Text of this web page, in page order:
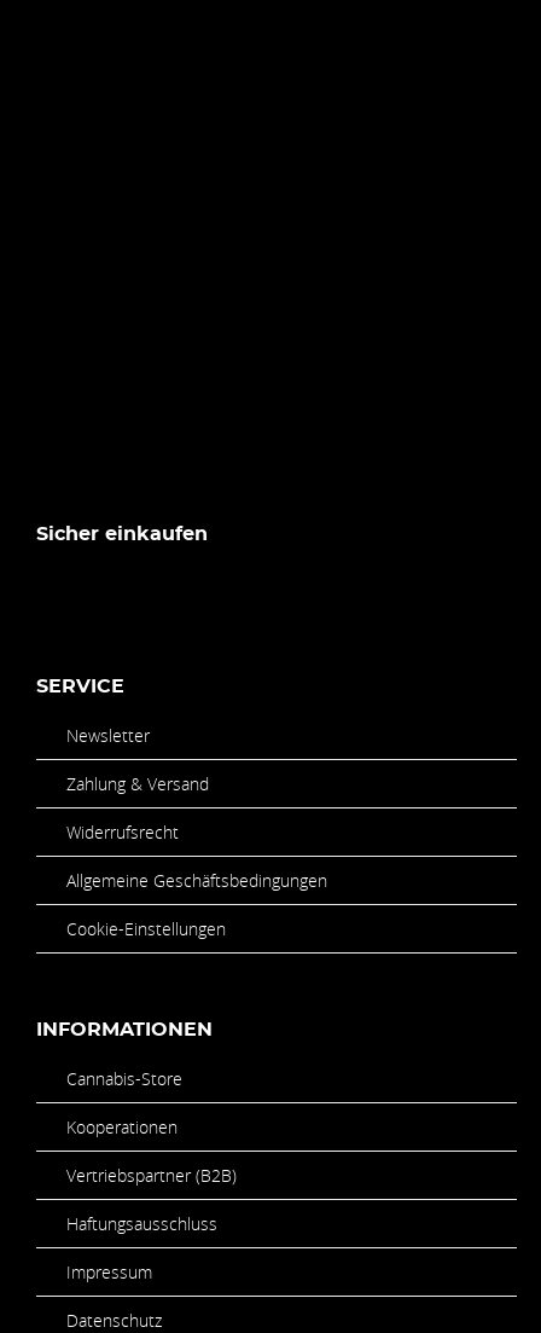
Sicher einkaufen
SERVICE
Newsletter
Zahlung & Versand
Widerrufsrecht
Allgemeine Geschäftsbedingungen
Cookie-Einstellungen
INFORMATIONEN
Cannabis-Store
Kooperationen
Vertriebspartner (B2B)
Haftungsausschluss
Impressum
Datenschutz